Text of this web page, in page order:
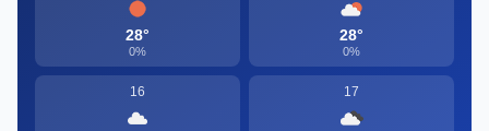
28°
0%
28°
0%
16 17